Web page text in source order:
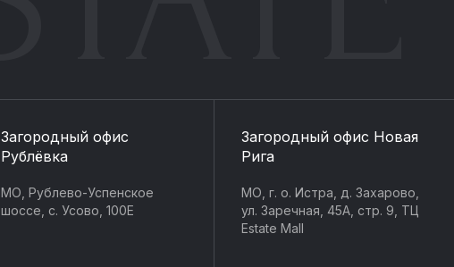
Загородный офис
Рублёвка
МО, Рублево-Успенское
шоссе, с. Усово, 100Е
Загородный офис Новая
Рига
МО, г. о. Истра, д. Захарово,
ул. Заречная, 45А, стр. 9, ТЦ
Estate Mall